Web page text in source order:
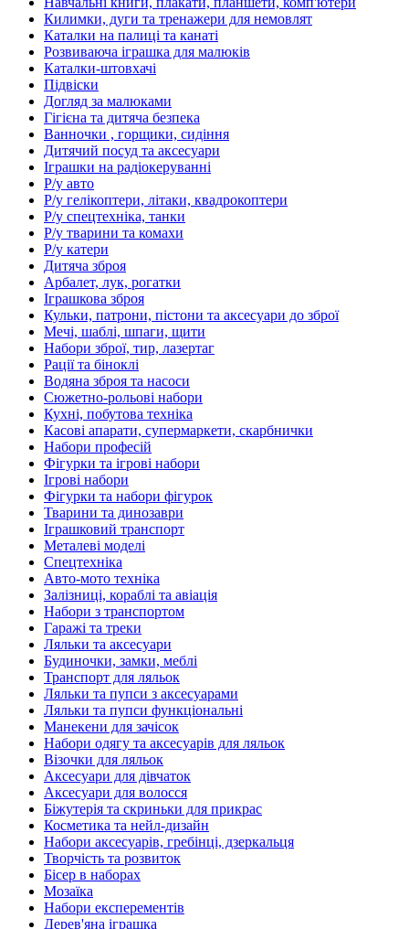
Килимки, дуги та тренажери для немовлят
Каталки на палиці та канаті
Розвиваюча іграшка для малюків
Каталки-штовхачі
Підвіски
Догляд за малюками
Гігієна та дитяча безпека
Ванночки , горщики, сидіння
Дитячий посуд та аксесуари
Іграшки на радіокеруванні
Р/у авто
Р/у гелікоптери, літаки, квадрокоптери
Р/у спецтехніка, танки
Р/у тварини та комахи
Р/у катери
Дитяча зброя
Арбалет, лук, рогатки
Іграшкова зброя
Кульки, патрони, пістони та аксесуари до зброї
Мечі, шаблі, шпаги, щити
Набори зброї, тир, лазертаг
Рації та біноклі
Водяна зброя та насоси
Сюжетно-рольові набори
Кухні, побутова техніка
Касові апарати, супермаркети, скарбнички
Набори професій
Фігурки та ігрові набори
Ігрові набори
Фігурки та набори фігурок
Тварини та динозаври
Іграшковий транспорт
Металеві моделі
Спецтехніка
Авто-мото техніка
Залізниці, кораблі та авіація
Набори з транспортом
Гаражі та треки
Ляльки та аксесуари
Будиночки, замки, меблі
Транспорт для ляльок
Ляльки та пупси з аксесуарами
Ляльки та пупси функціональні
Манекени для зачісок
Набори одягу та аксесуарів для ляльок
Візочки для ляльок
Аксесуари для дівчаток
Аксесуари для волосся
Біжутерія та скриньки для прикрас
Косметика та нейл-дизайн
Набори аксесуарів, гребінці, дзеркальця
Творчість та розвиток
Бісер в наборах
Мозаїка
Набори експерементів
Дерев'яна іграшка